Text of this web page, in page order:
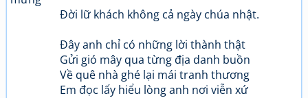
Đời lữ khách không cả ngày chúa nhật.
Đây anh chỉ có những lời thành thật
Gửi gió mây qua từng địa danh buồn
Về quê nhà ghé lại mái tranh thương
Em đọc lấy hiểu lòng anh nơi viễn xứ